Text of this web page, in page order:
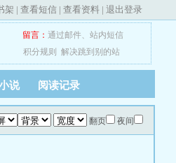
架 | 查看短信 | 查看资料 | 退出登录
留言： 通过邮件、 站内短信
积分规则
解决跳到别的站
说 阅读记录
翻页 夜间